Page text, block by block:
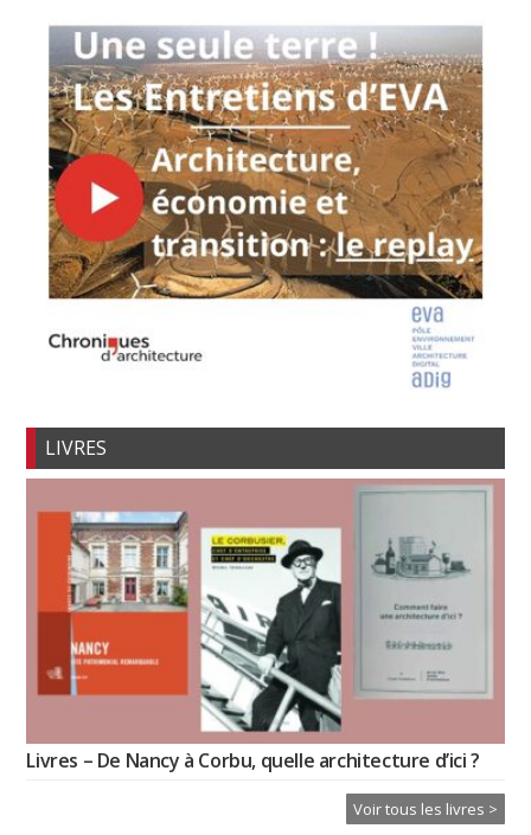
LIVRES
Livres – De Nancy à Corbu, quelle architecture d’ici ?
Voir tous les livres >